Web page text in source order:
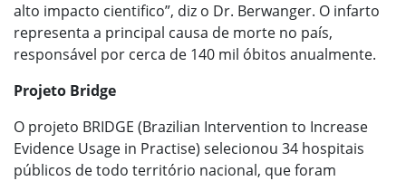
alto impacto cientifico”, diz o Dr. Berwanger. O infarto
representa a principal causa de morte no país,
responsável por cerca de 140 mil óbitos anualmente.
Projeto Bridge
O projeto BRIDGE (Brazilian Intervention to Increase
Evidence Usage in Practise) selecionou 34 hospitais
públicos de todo território nacional, que foram